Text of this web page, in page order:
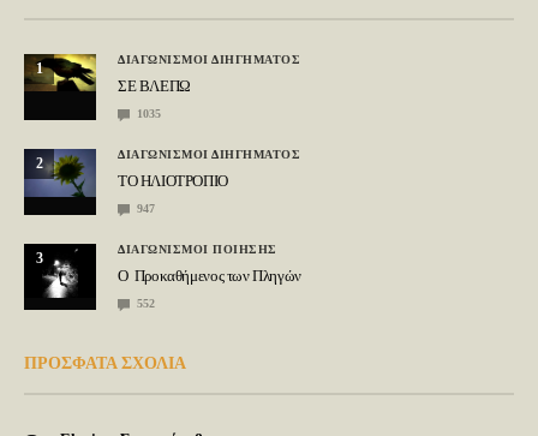
1
ΔΙΑΓΩΝΙΣΜΟΙ ΔΙΗΓΗΜΑΤΟΣ
ΣΕ ΒΛΕΠΩ
1035
2
ΔΙΑΓΩΝΙΣΜΟΙ ΔΙΗΓΗΜΑΤΟΣ
ΤΟ ΗΛΙΟΤΡΟΠΙΟ
947
3
ΔΙΑΓΩΝΙΣΜΟΙ ΠΟΙΗΣΗΣ
Ο Προκαθήμενος των Πληγών
552
ΠΡΟΣΦΑΤΑ ΣΧΟΛΙΑ